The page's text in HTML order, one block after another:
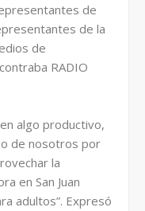
de
de la
de
RADIO
algo productivo,
de nosotros por
la
en San Juan
adultos”. Expresó